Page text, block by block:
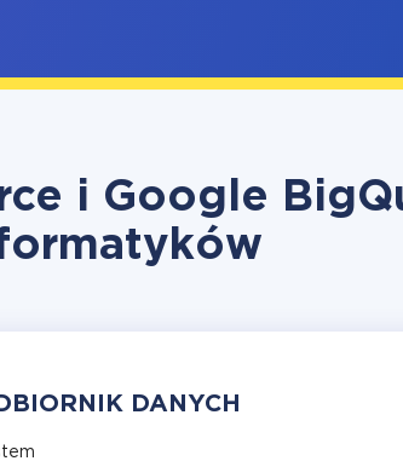
i Google
DANYCH